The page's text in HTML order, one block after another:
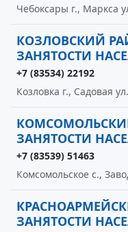
Чебоксары г., Маркса
КОЗЛОВСКИЙ
ЗАНЯТОСТИ
+7 (83534) 22192
Козловка г., Садовая
ЗАНЯТОСТИ
+7 (83539) 51463
Комсомольское с.,
ЗАНЯТОСТИ